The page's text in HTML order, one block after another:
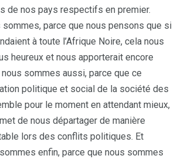
de nos pays respectifs en premier.
sommes, parce que nous pensons que si
à toute l’Afrique Noire, cela nous
heureux et nous apporterait encore
sommes aussi, parce que ce
politique et social de la société des
pour le moment en attendant mieux,
de nous départager de manière
lors des conflits politiques. Et
enfin, parce que nous sommes